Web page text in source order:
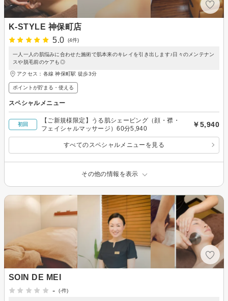
K-STYLE 神保町店
5.0
(4件)
一人一人の肌悩みに合わせた施術で肌本来のキレイを引き出します♪日々のメンテナン
スや脱毛前のケアも◎
アクセス：各線 神保町駅 徒歩3分
ポイントが貯まる・使える
スペシャルメニュー
初回
【ご新規様限定】うる肌シェービング（顔・襟・
フェイシャルマッサージ）60分5,940
￥5,940
すべてのスペシャルメニューを見る
その他の情報を表示
SOIN DE MEI
-
(-件)